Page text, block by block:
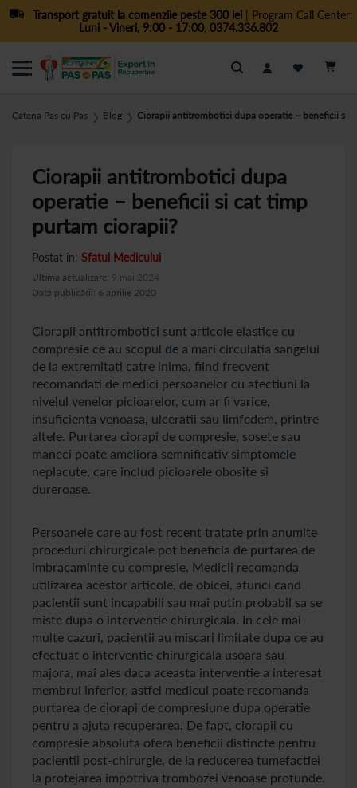
Transport gratuit la comenzile peste 300 lei| Program Call Center:
Luni - Vineri, 9:00 - 17:00, 0374.336.802
Cautare
Catena Pas cu Pas ❯ Blog ❯ Ciorapii antitrombotici dupa operatie – beneficii si
Ciorapii antitrombotici dupa
operatie – beneficii si cat timp
purtam ciorapii?
Postat in: Sfatul Medicului
Data publicării: 6 aprilie 2020
Ultima actualizare: 9 mai 2024
Ciorapii antitrombotici sunt articole elastice cu
compresie ce au scopul de a mari circulatia sangelui
de la extremitati catre inima, fiind frecvent
recomandati de medici persoanelor cu afectiuni la
nivelul venelor picioarelor, cum ar fi varice,
insuficienta venoasa, ulceratii sau limfedem, printre
altele. Purtarea ciorapi de compresie, sosete sau
maneci poate ameliora semnificativ simptomele
neplacute, care includ picioarele obosite si
dureroase.
Persoanele care au fost recent tratate prin anumite
proceduri chirurgicale pot beneficia de purtarea de
imbracaminte cu compresie. Medicii recomanda
utilizarea acestor articole, de obicei, atunci cand
pacientii sunt incapabili sau mai putin probabil sa se
miste dupa o interventie chirurgicala. In cele mai
multe cazuri, pacientii au miscari limitate dupa ce au
efectuat o interventie chirurgicala usoara sau
majora, mai ales daca aceasta interventie a interesat
membrul inferior, astfel medicul poate recomanda
purtarea de ciorapi de compresiune dupa operatie
pentru a ajuta recuperarea. De fapt, ciorapii cu
compresie absoluta ofera beneficii distincte pentru
pacientii post-chirurgie, de la reducerea tumefactiei
la protejarea impotriva trombozei venoase profunde.